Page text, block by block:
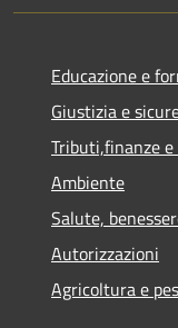
Educazione e
Giustizia e
Tributi,finanze
Ambiente
Salute,
Autorizzazioni
Agricoltura e